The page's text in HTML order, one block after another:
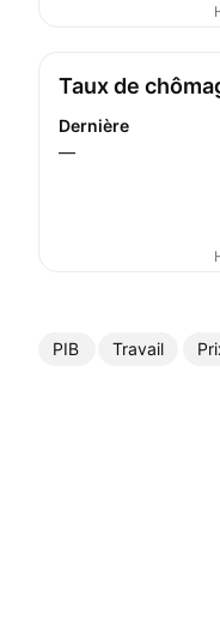
Taux de
Dernière
—
PIB Travail
Plus